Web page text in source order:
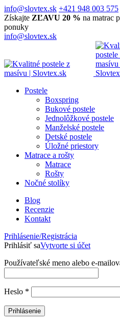
info@slovtex.sk +421 948 003 575
Získajte ZĽAVU 20 % na matrac
ponuky
info@slovtex.sk
Postele
Boxspring
Bukové postele
Jednolôžkové postele
Manželské postele
Detské postele
Úložné priestory
Matrace a rošty
Matrace
Rošty
Nočné stolíky
Blog
Recenzie
Kontakt
Prihlásenie/Registrácia
Prihlásiť saVytvorte si účet
Používateľské meno alebo e-
Heslo *
Prihlásenie